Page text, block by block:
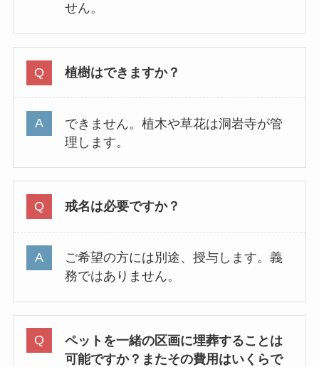
せん。
植樹はできますか？
できません。植木や草花は洞岩寺が管
理します。
戒名は必要ですか？
ご希望の方には別途、授与します。義
務ではありません。
ペットを一緒の区画に埋葬することは
可能ですか？またその費用はいくらで